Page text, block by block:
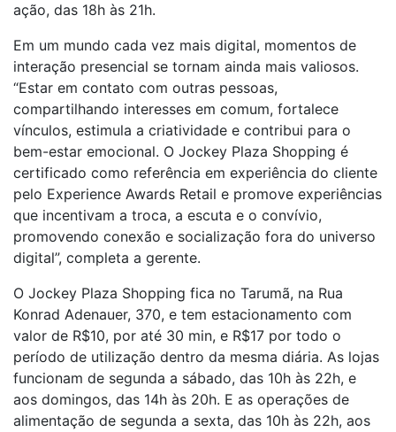
ação, das 18h às 21h.
Em um mundo cada vez mais digital, momentos de
interação presencial se tornam ainda mais valiosos.
“Estar em contato com outras pessoas,
compartilhando interesses em comum, fortalece
vínculos, estimula a criatividade e contribui para o
bem-estar emocional. O Jockey Plaza Shopping é
certificado como referência em experiência do cliente
pelo Experience Awards Retail e promove experiências
que incentivam a troca, a escuta e o convívio,
promovendo conexão e socialização fora do universo
digital”, completa a gerente.
O Jockey Plaza Shopping fica no Tarumã, na Rua
Konrad Adenauer, 370, e tem estacionamento com
valor de R$10, por até 30 min, e R$17 por todo o
período de utilização dentro da mesma diária. As lojas
funcionam de segunda a sábado, das 10h às 22h, e
aos domingos, das 14h às 20h. E as operações de
alimentação de segunda a sexta, das 10h às 22h, aos